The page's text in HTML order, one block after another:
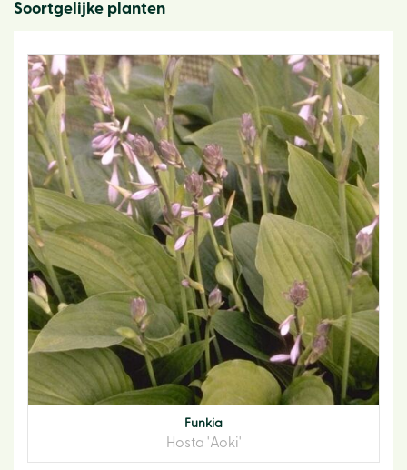
Soortgelijke planten
Funkia
Hosta 'Aoki'